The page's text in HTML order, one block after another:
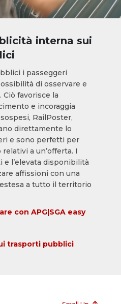
interna sui
i passeggeri
di osservare e
favorisce la
e incoraggia
RailPoster,
direttamente lo
e sono perfetti per
a un’offerta. I
l’elevata disponibilità
affissioni con una
a tutto il territorio
con APG|SGA easy
trasporti pubblici